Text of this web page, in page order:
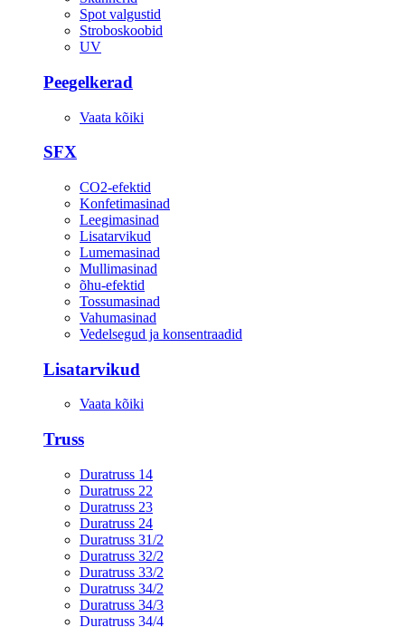
Spot valgustid
Stroboskoobid
UV
Peegelkerad
Vaata kõiki
SFX
CO2-efektid
Konfetimasinad
Leegimasinad
Lisatarvikud
Lumemasinad
Mullimasinad
õhu-efektid
Tossumasinad
Vahumasinad
Vedelsegud ja konsentraadid
Lisatarvikud
Vaata kõiki
Truss
Duratruss 14
Duratruss 22
Duratruss 23
Duratruss 24
Duratruss 31/2
Duratruss 32/2
Duratruss 33/2
Duratruss 34/2
Duratruss 34/3
Duratruss 34/4